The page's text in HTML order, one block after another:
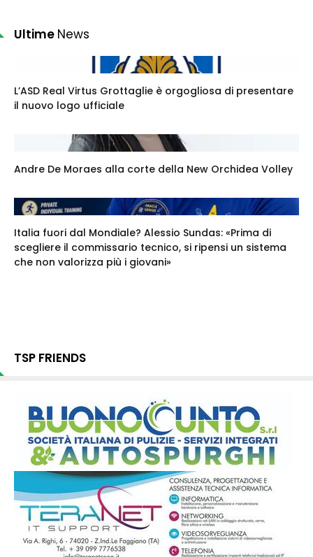
Ultime News
L’ASD Real Virtus Grottaglie è orgogliosa di presentare
il nuovo logo ufficiale
Andre De Moraes alla corte della New Orchidea Volley
Italia fuori dal Mondiale? Alessio Sundas: «Prima di
scegliere il commissario tecnico, si ripensi un sistema
che non valorizza più i giovani»
TSP FRIENDS